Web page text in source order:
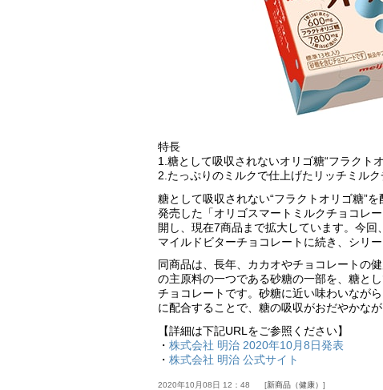
特長
1.糖として吸収されないオリゴ糖“フラクト
2.たっぷりのミルクで仕上げたリッチミルク
糖として吸収されない“フラクトオリゴ糖”
発売した「オリゴスマートミルクチョコレ
開し、現在7商品まで拡大しています。今回
マイルドビターチョコレートに続き、シリ
同商品は、長年、カカオやチョコレートの
の主原料の一つである砂糖の一部を、糖と
チョコレートです。砂糖に近い味わいなが
に配合することで、糖の吸収がおだやかな
【詳細は下記URLをご参照ください】
・ 株式会社 明治 2020年10月8日発表
・ 株式会社 明治 公式サイト
2020年10月08日 12：48 新商品（健康）